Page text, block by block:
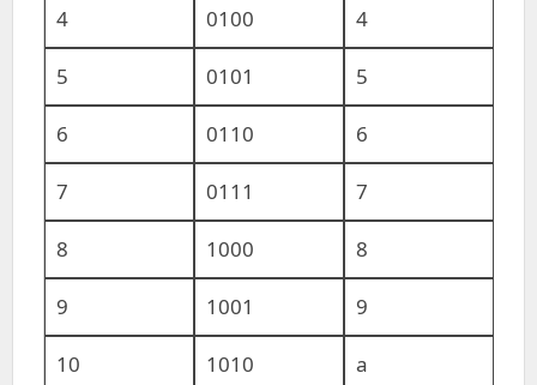
4 0100 4
5 0101 5
6 0110 6
7 0111 7
8 1000 8
9 1001 9
10 1010 a